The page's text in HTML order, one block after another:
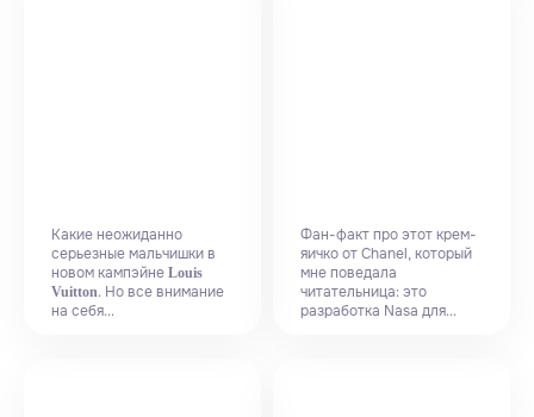
Какие неожиданно
серьезные мальчишки в
новом кампэйне Louis
Vuitton. Но все внимание
на себя...
Фан-факт про этот крем-
яичко от Chanel, который
мне поведала
читательница: это
разработка Nasa для...